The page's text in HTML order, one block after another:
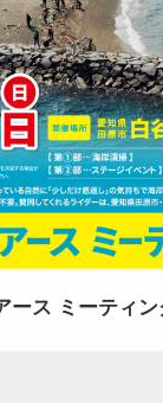
ース ミーティン